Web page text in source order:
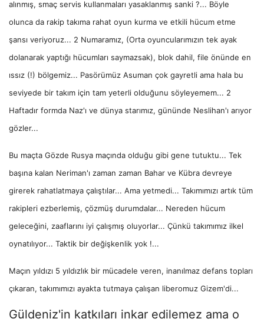
alınmış, smaç servis kullanmaları yasaklanmış sanki ?... Böyle
olunca da rakip takıma rahat oyun kurma ve etkili hücum etme
şansı veriyoruz... 2 Numaramız, (Orta oyuncularımızın tek ayak
dolanarak yaptığı hücumları saymazsak), blok dahil, file önünde en
ıssız (!) bölgemiz... Pasörümüz Asuman çok gayretli ama hala bu
seviyede bir takım için tam yeterli olduğunu söyleyemem... 2
Haftadır formda Naz'ı ve dünya starımız, gününde Neslihan'ı arıyor
gözler...
Bu maçta Gözde Rusya maçında olduğu gibi gene tutuktu... Tek
başına kalan Neriman'ı zaman zaman Bahar ve Kübra devreye
girerek rahatlatmaya çalıştılar... Ama yetmedi... Takımımızı artık tüm
rakipleri ezberlemiş, çözmüş durumdalar... Nereden hücum
geleceğini, zaaflarını iyi çalışmış oluyorlar... Çünkü takımımız ilkel
oynatılıyor... Taktik bir değişkenlik yok !...
Maçın yıldızı 5 yıldızlık bir mücadele veren, inanılmaz defans topları
çıkaran, takımımızı ayakta tutmaya çalışan liberomuz Gizem'di...
Güldeniz'in katkıları inkar edilemez ama o